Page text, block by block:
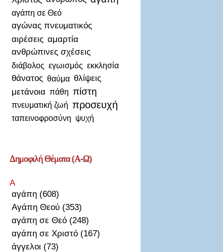
αγάπη σε Θεό
αγώνας πνευματικός
αιρέσεις αμαρτία
ανθρώπινες σχέσεις
διάβολος εγωισμός εκκλησία
θάνατος θαύμα θλίψεις
μετάνοια πάθη πίστη
πνευματική ζωή προσευχή
ταπεινοφροσύνη ψυχή
ΔημοφιλήΘέματα (Α-Ω)
Α
αγάπη (608)
Αγάπη Θεού (353)
αγάπη σε Θεό (248)
αγάπη σε Χριστό (167)
άγγελοι (73)